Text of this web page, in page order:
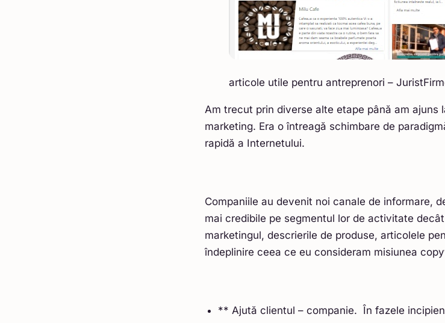
articole utile pentru antreprenori –
Am trecut prin diverse alte etape până am ajuns
marketing. Era o întreagă schimbare de
rapidă a Internetului.
Companiile au devenit noi canale de informare,
mai credibile pe segmentul lor de activitate
marketingul, descrierile de produse, articolele
îndeplinire ceea ce eu consideram misiunea
** Ajută clientul – companie. În fazele